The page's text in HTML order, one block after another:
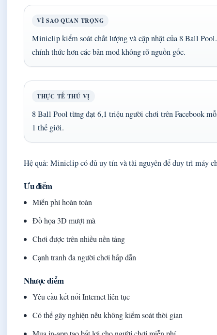
VÌ SAO QUAN TRỌNG
Miniclip kiểm soát chất lượng và cập nhật của 8 Ball
chính thức hơn các bản mod không rõ nguồn gốc.
THỰC TẾ THÚ VỊ
8 Ball Pool từng đạt 6,1 triệu người chơi trên Facebook
1 thế giới.
Hệ quả: Miniclip có đủ uy tín và tài nguyên để duy trì máy
Ưu điểm
Miễn phí hoàn toàn
Đồ họa 3D mượt mà
Chơi được trên nhiều nền tảng
Cạnh tranh đa người chơi hấp dẫn
Nhược điểm
Yêu cầu kết nối Internet liên tục
Có thể gây nghiện nếu không kiểm soát thời gian